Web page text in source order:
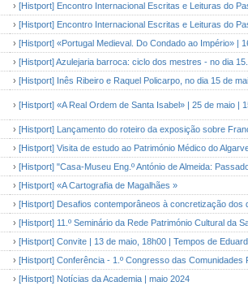
› [Histport] Encontro Internacional Escritas e Leituras do
› [Histport] Encontro Internacional Escritas e Leituras do
› [Histport] «Portugal Medieval. Do Condado ao Império» |
› [Histport] Azulejaria barroca: ciclo dos mestres - no dia 15.
› [Histport] Inês Ribeiro e Raquel Policarpo, no dia 15 de
› [Histport] «A Real Ordem de Santa Isabel» | 25 de maio |
› [Histport] Lançamento do roteiro da exposição sobre
› [Histport] Visita de estudo ao Património Médico do
› [Histport] "Casa-Museu Eng.º António de Almeida:
› [Histport] «A Cartografia de Magalhães »
› [Histport] Desafios contemporâneos à concretização dos
› [Histport] 11.º Seminário da Rede Património Cultural da
› [Histport] Convite | 13 de maio, 18h00 | Tempos de
› [Histport] Conferência - 1.º Congresso das
› [Histport] Notícias da Academia | maio 2024